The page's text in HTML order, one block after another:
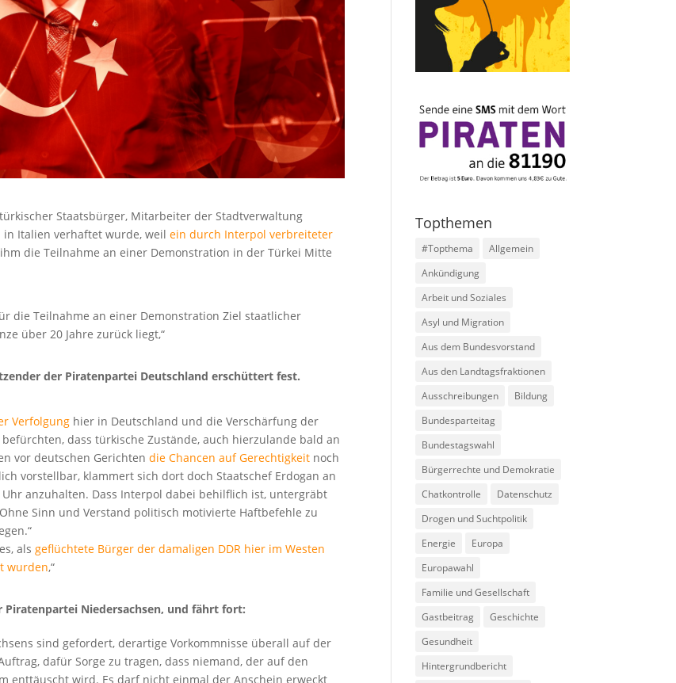
Staatsbürger, Mitarbeiter der Stadtverwaltung
in Italien verhaftet wurde, weilein durch Interpol verbreiteter
die Teilnahme an einer Demonstration in der Türkei Mitte
die Teilnahme an einer Demonstration Ziel staatlicher
über 20 Jahre zurück liegt,“
der Piratenpartei Deutschland erschüttert fest.
Verfolgung hier in Deutschland und die Verschärfung der
dass türkische Zustände, auch hierzulande bald an
vor deutschen Gerichtendie Chancen auf Gerechtigkeit noch
vorstellbar, klammert sich dort doch Staatschef Erdogan an
anzuhalten. Dass Interpol dabei behilflich ist, untergräbt
Sinn und Verstand politisch motivierte Haftbefehle zu
alsgeflüchtete Bürger der damaligen DDR hier im Westen
wurden,“
Piratenpartei Niedersachsen, und fährt fort:
sind gefordert, derartige Vorkommnisse überall auf der
dafür Sorge zu tragen, dass niemand, der auf den
enttäuscht wird. Es darf nicht einmal der Anschein erweckt
Topthemen
#Topthema
Allgemein
Ankündigung
Arbeit und Soziales
Asyl und Migration
Aus dem Bundesvorstand
Aus den Landtagsfraktionen
Ausschreibungen
Bildung
Bundesparteitag
Bundestagswahl
Bürgerrechte und Demokratie
Chatkontrolle
Datenschutz
Drogen und Suchtpolitik
Energie
Europa
Europawahl
Familie und Gesellschaft
Gastbeitrag
Geschichte
Gesundheit
Hintergrundbericht